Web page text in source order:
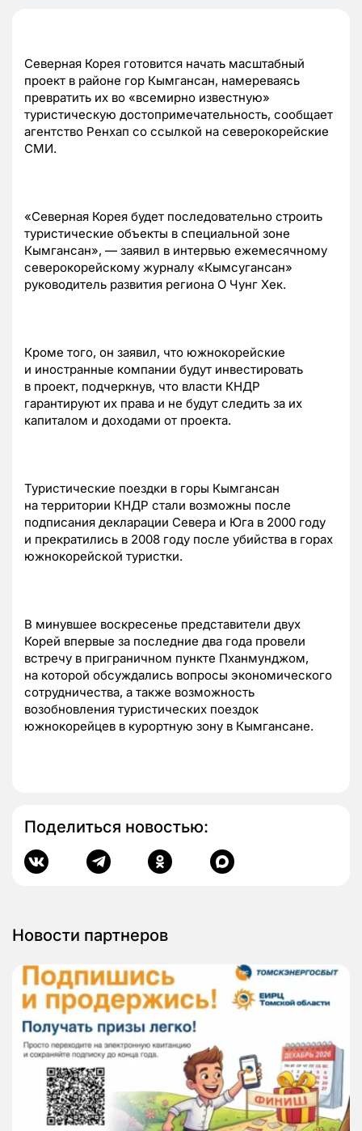
Северная Корея готовится начать масштабный
проект в районе гор Кымгансан, намереваясь
превратить их во «всемирно известную»
туристическую достопримечательность, сообщает
агентство Ренхап со ссылкой на северокорейские
СМИ.
«Северная Корея будет последовательно строить
туристические объекты в специальной зоне
Кымгансан», — заявил в интервью ежемесячному
северокорейскому журналу «Кымсугансан»
руководитель развития региона О Чунг Хек.
Кроме того, он заявил, что южнокорейские
и иностранные компании будут инвестировать
в проект, подчеркнув, что власти КНДР
гарантируют их права и не будут следить за их
капиталом и доходами от проекта.
Туристические поездки в горы Кымгансан
на территории КНДР стали возможны после
подписания декларации Севера и Юга в 2000 году
и прекратились в 2008 году после убийства в горах
южнокорейской туристки.
В минувшее воскресенье представители двух
Корей впервые за последние два года провели
встречу в приграничном пункте Пханмунджом,
на которой обсуждались вопросы экономического
сотрудничества, а также возможность
возобновления туристических поездок
южнокорейцев в курортную зону в Кымгансане.
Поделиться новостью:
Новости партнеров